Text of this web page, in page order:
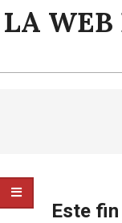
Saltar
alLA WEB
Este fin